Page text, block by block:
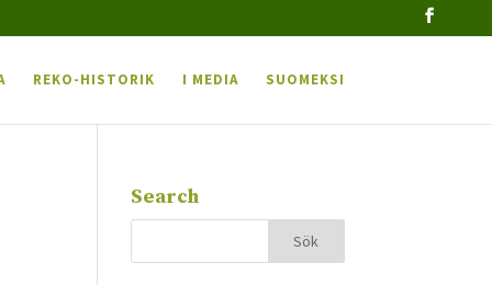
REKO-HISTORIK I MEDIA SUOMEKSI
Search